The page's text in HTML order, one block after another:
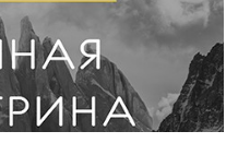
Конкурс «Елене Петровне
Конкурс, посвященный Елене